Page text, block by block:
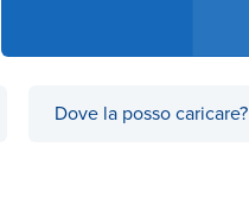
Dove la posso caricare?